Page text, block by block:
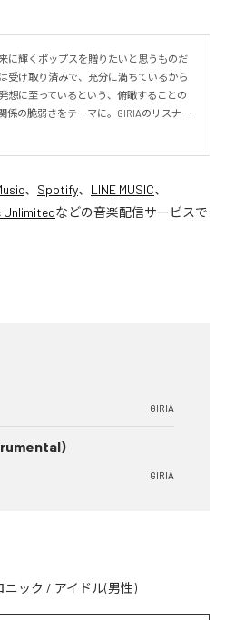
に輝くポップスを贈りたいと思うものだ
受け取り済みで、充分に満ちているから
想に至っているという、俯瞰することの
係の脆弱さをテーマに。GIRIAのリスナー
、 Spotify、 LINE MUSIC、
Unlimitedなどの音楽配信サービスで
GIRIA
GIRIA
ニック / アイドル(男性)